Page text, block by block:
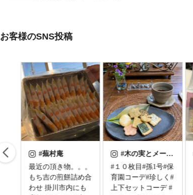
お客様のSNS投稿
#木の実とメープルのタルト
#１０枚目#孫1号#保
育園コーデ#珍しく#
上下セットコーデ #
#蕪村あられ春秋
小倉山荘のオカキは
大好きなんだけど😅
😅 安くは無いし甘